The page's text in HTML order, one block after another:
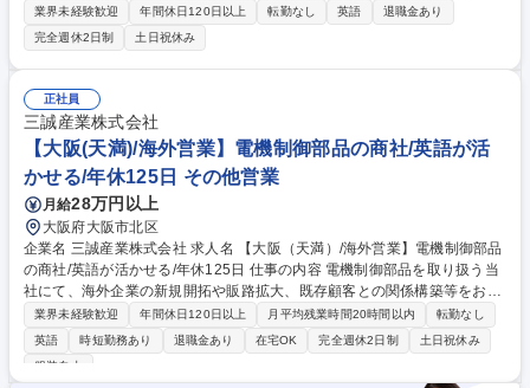
ョンを行います。現在輸出入されている商品のトレンド等をリサーチし、
周辺企業へアプローチ、新規開拓を行います。 【詳細】■新規顧客開拓、
顧客紹介を通じた営業、既存顧客メンテナンス、見積書作成 ■新規顧客・
新規ビジネス、社内アフターフォロー部門への引継ぎ ■各部門との連携・
トラブル対応 ■顧客の事業計画や国際輸送課題のヒアリング ■課題解決に
向けた輸送方法の組み立て、提案 【特徴】分業制ではなく一気通貫で顧客
担当/輸出入のうち、輸入が約8割/海上運送の割合が高い/英語はメールの
読み書き中心で会話機会少なめ 募集職種 大阪【フォワーダー営業】年休1
25日/土日祝休み/英語が活かせる
業界未経験歓迎 年間休日120日以上 転勤なし 英語
退職金あり
完全週休2日制
土日祝休み
正社員
三誠産業株式会社
【大阪(天満)/海外営業】電機制御部品の商社/英語が活
かせる/年休125日 その他営業
月給28万円以上
大阪府大阪市北区
企業名 三誠産業株式会社 求人名 【大阪（天満）/海外営業】電機制御部品
の商社/英語が活かせる/年休125日 仕事の内容 電機制御部品を取り扱う当
社にて、海外企業の新規開拓や販路拡大、既存顧客との関係構築等をお任
せします。 海外の展示会等にも行くので海外出張もございます。 【具体
的には】大手重電機器メーカーを中心とした電機制御部品を東南アジア/中
国の現地商社に販売。入社後はまず国内業務を担当し、製品知識を習得。
業界未経験歓迎 年間休日120日以上 月平均残業時間20時間以内
転勤なし
英語
時短勤務あり 退職金あり 在宅OK 完全週休2日制
土日祝休み
服装自由